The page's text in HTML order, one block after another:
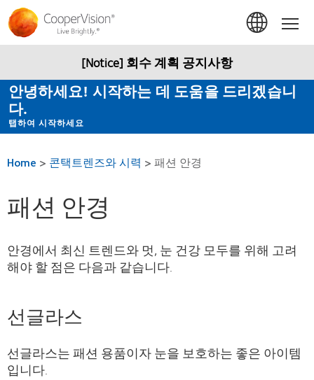
요
콘
텐
건
너
뛰
기
[Notice] 회수 계획 공지사항
안녕하세요! 시작하는 데 도움을 드리겠습니
다.
탭하여 시작하세요
Home > 콘택트렌즈와 시력 > 패션 안경
패션 안경
안경에서 최신 트렌드와 멋, 눈 건강 모두를 위해 고려
해야 할 점은 다음과 같습니다.
선글라스
선글라스는 패션 용품이자 눈을 보호하는 좋은 아이템
입니다.